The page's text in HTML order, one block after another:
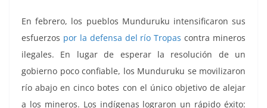
En febrero, los pueblos Munduruku intensificaron sus
esfuerzos por la defensa del río Tropas contra mineros
ilegales. En lugar de esperar la resolución de un
gobierno poco confiable, los Munduruku se movilizaron
río abajo en cinco botes con el único objetivo de alejar
a los mineros. Los indígenas lograron un rápido éxito: